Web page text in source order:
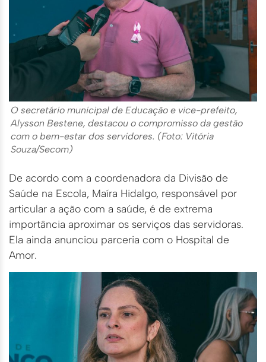
O secretário municipal de Educação e vice-prefeito,
Alysson Bestene, destacou o compromisso da gestão
com o bem-estar dos servidores. (Foto: Vitória
Souza/Secom)
De acordo com a coordenadora da Divisão de
Saúde na Escola, Maíra Hidalgo, responsável por
articular a ação com a saúde, é de extrema
importância aproximar os serviços das servidoras.
Ela ainda anunciou parceria com o Hospital de
Amor.